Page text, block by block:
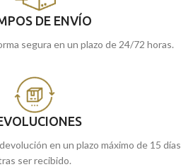
DE ENVÍO
segura en un plazo de 24/72 horas.
en un plazo máximo de 15 días
ser recibido.